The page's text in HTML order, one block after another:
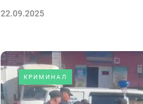
22.09.2025
КРИМИНАЛ